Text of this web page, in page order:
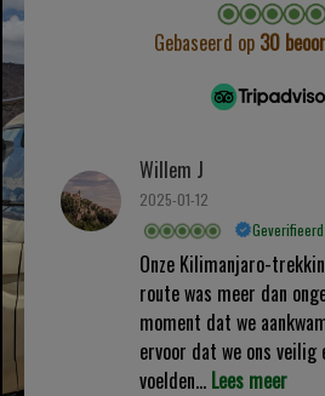
Gebaseerd op 30
Willem J
2025-01-12
Geverifieerd
Onze Kilimanjaro-
route was meer dan
moment dat we
ervoor dat we ons veilig
voelden... Lees meer